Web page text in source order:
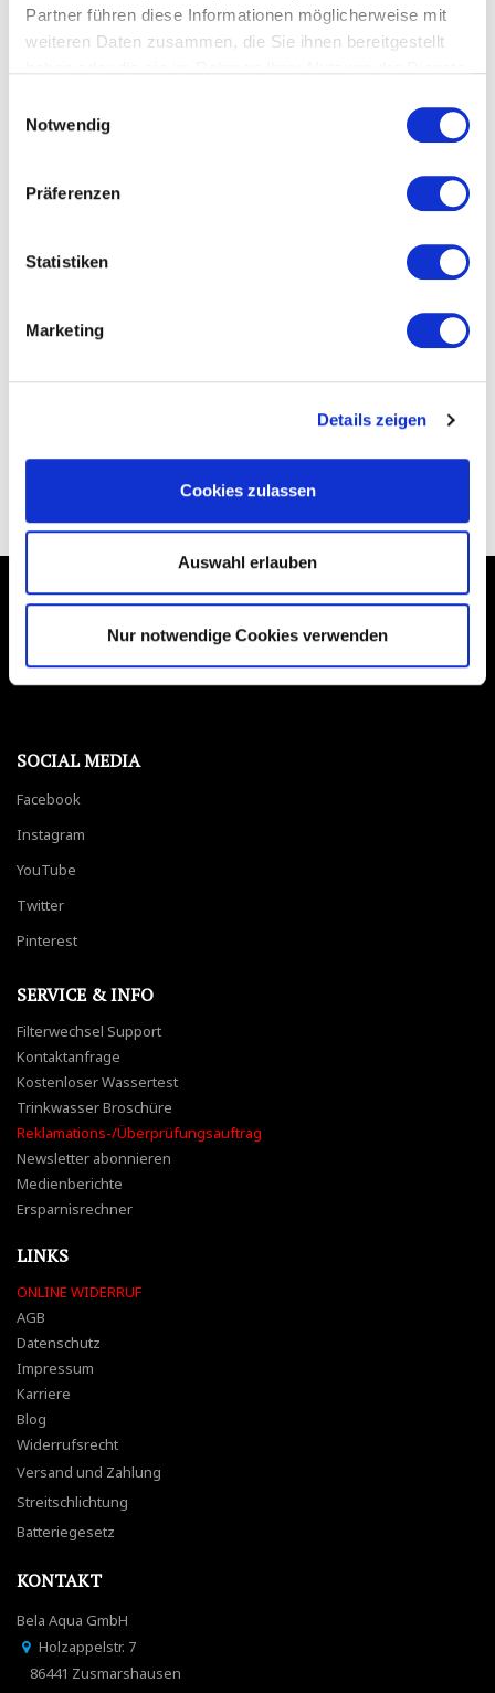
Partner führen diese Informationen möglicherweise mit
weiteren Daten zusammen, die Sie ihnen bereitgestellt
Notwendig
Präferenzen
Statistiken
Marketing
Details zeigen
Cookies zulassen
Auswahl erlauben
Nur notwendige Cookies verwenden
Fügen Sie eine Bewertung hinzu
SOCIAL MEDIA
Facebook
Instagram
YouTube
Twitter
Pinterest
SERVICE & INFO
Filterwechsel Support
Kontaktanfrage
Kostenloser Wassertest
Trinkwasser Broschüre
Reklamations-/Überprüfungsauftrag
Newsletter abonnieren
Medienberichte
Ersparnisrechner
LINKS
ONLINE WIDERRUF
AGB
Datenschutz
Impressum
Karriere
Blog
Widerrufsrecht
Versand und Zahlung
Streitschlichtung
Batteriegesetz
KONTAKT
Bela Aqua GmbH
Holzappelstr. 7
86441 Zusmarshausen